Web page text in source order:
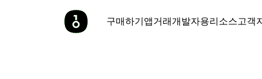
구매하기앱거래개발자용리소스고객